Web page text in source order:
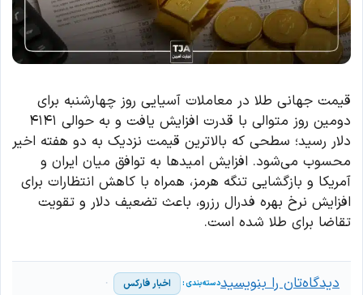
قیمت جهانی طلا در معاملات آسیایی روز چهارشنبه برای
دومین روز متوالی با قدرت افزایش یافت و به حوالی ۴۱۴۱
دلار رسید؛ سطحی که بالاترین قیمت نزدیک به دو هفته اخیر
محسوب می‌شود. افزایش امیدها به توافق میان ایران و
آمریکا و بازگشایی تنگه هرمز، همراه با کاهش انتظارات برای
افزایش نرخ بهره فدرال رزرو، باعث تضعیف دلار و تقویت
تقاضا برای طلا شده است.
اخبار فارکس دیدگاه‌تان را بنویسید